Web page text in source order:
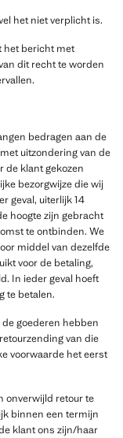
het niet verplicht is.
het bericht met
dit recht te worden
bedragen aan de
uitzondering van de
de klant gekozen
bezorgwijze die wij
geval, uiterlijk 14
hoogte zijn gebracht
te ontbinden. We
middel van dezelfde
voor de betaling,
In ieder geval hoeft
te betalen.
goederen hebben
van die
voorwaarde het eerst
onverwijld retour te
binnen een termijn
klant ons zijn/haar